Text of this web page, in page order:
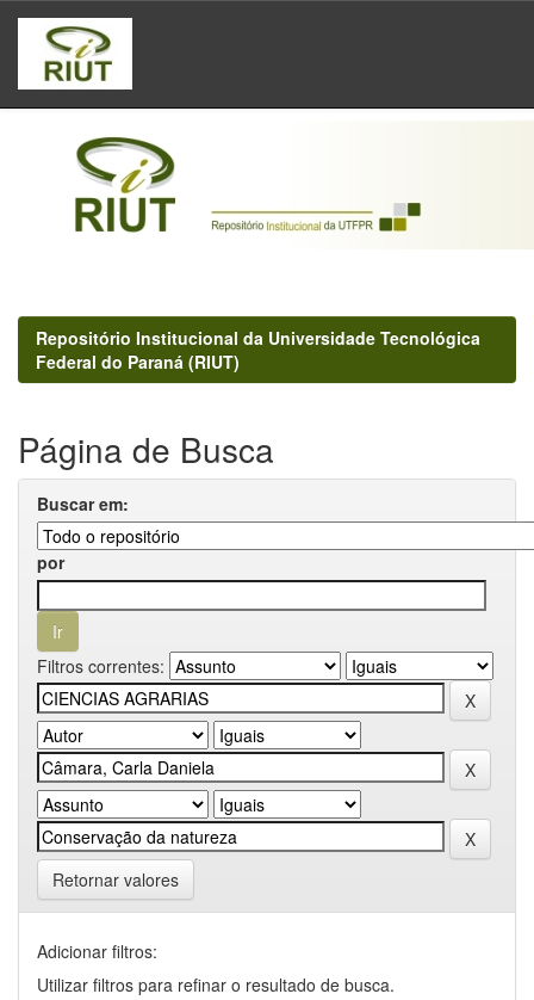
Skip
navigation
Repositório Institucional da Universidade Tecnológica
Federal do Paraná (RIUT)
Página de Busca
Buscar em:
por
Filtros correntes:
Retornar valores
Adicionar filtros:
Utilizar filtros para refinar o resultado de busca.